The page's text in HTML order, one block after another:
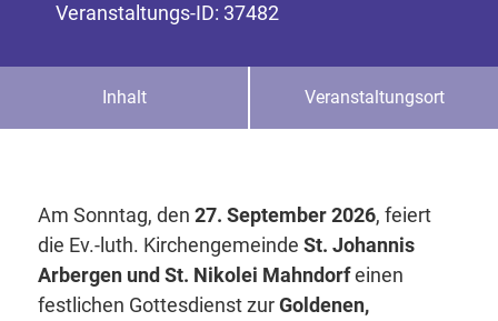
Veranstaltungs-ID: 37482
Inhalt Veranstaltungsort
Am Sonntag, den 27. September 2026, feiert
die Ev.-luth. Kirchengemeinde St. Johannis
Arbergen und St. Nikolei Mahndorfeinen
festlichen Gottesdienst zurGoldenen,